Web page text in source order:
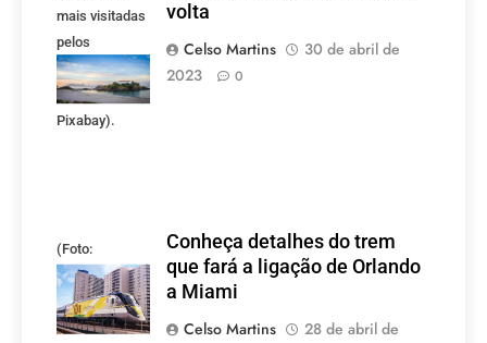
mais visitadas
pelos
mineiros.
(Foto:
Pixabay).
volta
Celso Martins
30 de abril de
2023
0
(Foto:
divulgação)
Conheça detalhes do trem
que fará a ligação de Orlando
a Miami
Celso Martins
28 de abril de